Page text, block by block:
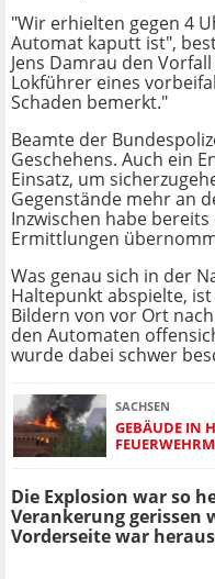
"Wir erhielten gegen 4
Automat kaputt ist",
Jens Damrau den
Lokführer eines
Schaden bemerkt."
Beamte der
Geschehens. Auch ein
Einsatz, um
Gegenstände mehr an
Inzwischen habe
Ermittlungen
Was genau sich in der
Haltepunkt abspielte,
Bildern von vor Ort
den Automaten
wurde dabei schwer
SACHSEN
GEBÄUDE IN
Die Explosion war so
Verankerung gerissen
Vorderseite war